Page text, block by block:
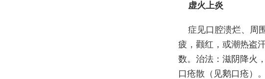
虚火上炎
症见口腔溃烂、周
疲，颧红，或潮热盗
数。治法：滋阴降火
口疮散（见鹅口疮）